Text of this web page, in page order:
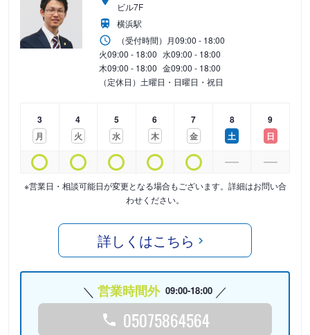
ビル7F
横浜駅
（受付時間） 月09:00 - 18:00
火09:00 - 18:00 水09:00 - 18:00
木09:00 - 18:00 金09:00 - 18:00
（定休日）土曜日・日曜日・祝日
3
月
4
火
5
水
6
木
7
金
8
土
9
日
※営業日・相談可能日が変更となる場合もございます。詳細はお問い合
わせください。
詳しくはこちら
営業時間外 09:00-18:00
05075864564